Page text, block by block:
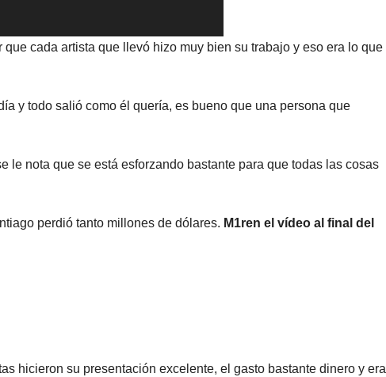
cada artista que llevó hizo muy bien su trabajo y eso era lo que
y todo salió como él quería, es bueno que una persona que
le nota que se está esforzando bastante para que todas las cosas
perdió tanto millones de dólares. M1ren el vídeo al final del
hicieron su presentación excelente, el gasto bastante dinero y era